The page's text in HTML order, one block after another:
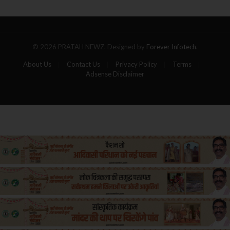
© 2026 PRATAH NEWZ. Designed by Forever Infotech.
About Us Contact Us Privacy Policy
Terms
Adsense Disclaimer